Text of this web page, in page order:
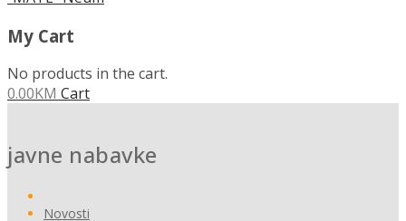
My Cart
No products in the cart.
0.00KM Cart
javne nabavke
Novosti